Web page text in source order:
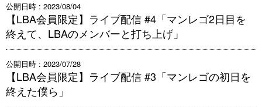
公開日時 : 2023/08/04
【LBA会員限定】ライブ配信 #4「マンレゴ2日目を
終えて、LBAのメンバーと打ち上げ」
公開日時 : 2023/07/28
【LBA会員限定】ライブ配信 #3「マンレゴの初日を
終えた僕ら」